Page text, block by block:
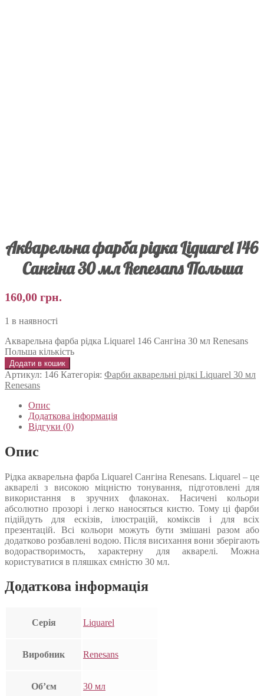
Акварельна фарба рідка Liquarel 146
Сангіна 30 мл Renesans Польша
160,00 грн.
1 в наявності
Акварельна фарба рідка Liquarel 146 Сангіна 30 мл Renesans
Польша кількість
Додати в кошик
Артикул: 146 Категорія: Фарби акварельні рідкі Liquarel 30 мл
Renesans
Опис
Додаткова інформація
Відгуки (0)
Опис
Рідка акварельна фарба Liquarel Сангіна Renesans. Liquarel – це
акварелі з високою міцністю тонування, підготовлені для
використання в зручних флаконах. Насичені кольори
абсолютно прозорі і легко наносяться кистю. Тому ці фарби
підійдуть для ескізів, ілюстрацій, коміксів і для всіх
презентацій. Всі кольори можуть бути змішані разом або
додатково розбавлені водою. Після висихання вони зберігають
водорастворимость, характерну для акварелі. Можна
користуватися в пляшках ємністю 30 мл.
Додаткова інформація
Серія Liquarel
Виробник Renesans
Об’єм 30 мл